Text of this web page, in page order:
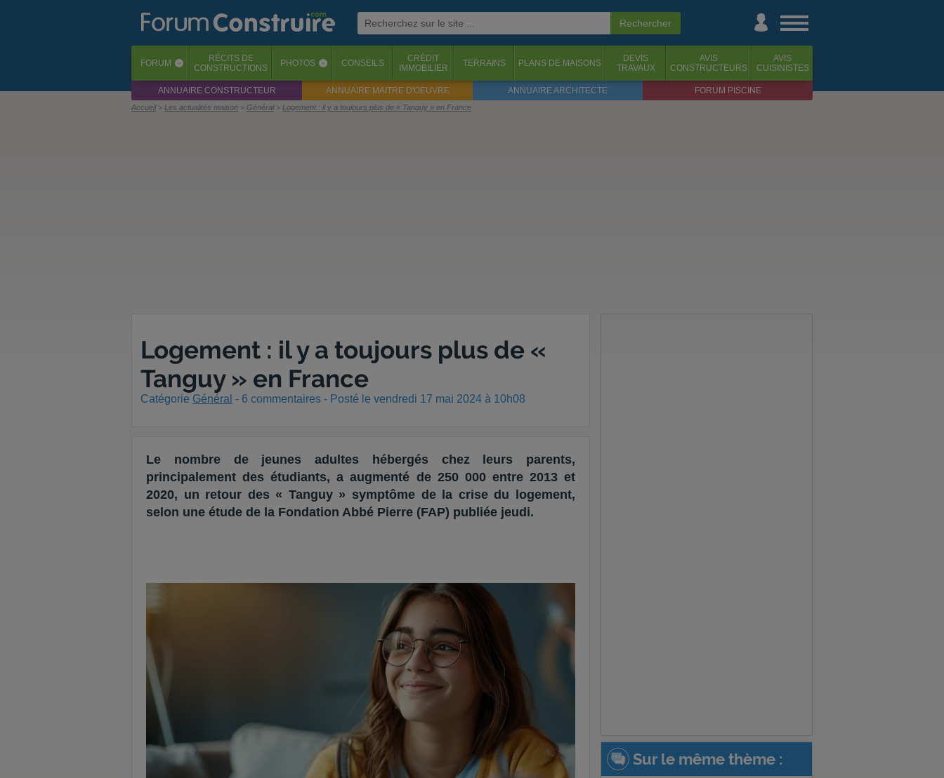
FORUM ‹ RÉCITS DE
CONSTRUCTIONS
PHOTOS ‹ CONSEILS
CRÉDIT
IMMOBILIER
TERRAINS PLANS DE MAISONS
DEVIS
TRAVAUX
AVIS
CONSTRUCTEURS
AVIS
CUISINISTES
ANNUAIRE CONSTRUCTEUR ANNUAIRE MAITRE D'OEUVRE ANNUAIRE ARCHITECTE FORUM PISCINE
Accueil Les actualités maison Général Logement : il y a toujours plus de « Tanguy » en France
Logement : il y a toujours plus de «
Tanguy » en France
Catégorie Général - 6 commentaires - Posté le vendredi 17 mai 2024 à 10h08
Le nombre de jeunes adultes hébergés chez leurs parents,
principalement des étudiants, a augmenté de 250 000 entre 2013 et
2020, un retour des « Tanguy » symptôme de la crise du logement,
selon une étude de la Fondation Abbé Pierre (FAP) publiée jeudi.
Sur le même thème :